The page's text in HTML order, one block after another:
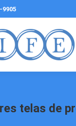
9905
telas de